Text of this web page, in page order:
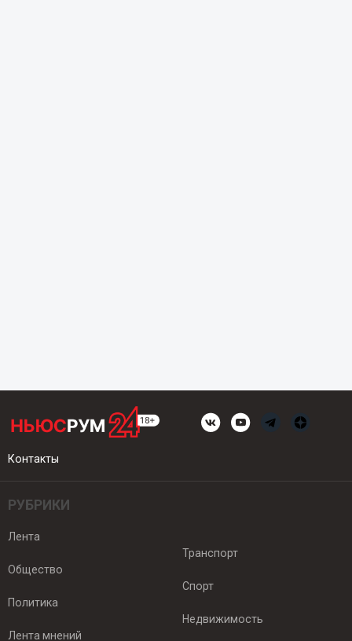
Контакты
РУБРИКИ
Лента
Общество
Политика
Лента мнений
Транспорт
Спорт
Недвижимость